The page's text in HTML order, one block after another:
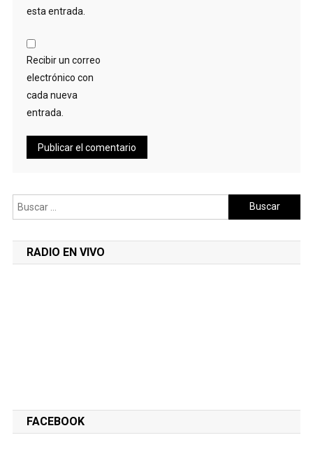
esta entrada.
Recibir un correo
electrónico con
cada nueva
entrada.
Buscar:
RADIO EN VIVO
FACEBOOK